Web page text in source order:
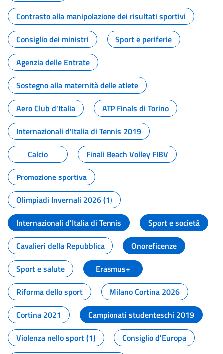
Contrasto alla manipolazione dei risultati sportivi
Consiglio dei ministri
Sport e periferie
Agenzia delle Entrate
Sostegno alla maternità delle atlete
Aero Club d'Italia
ATP Finals di Torino
Internazionali d'Italia di Tennis 2019
Calcio
Finali Beach Volley FIBV
Promozione sportiva
Olimpiadi Invernali 2026 (1)
Internazionali d'Italia di Tennis
Sport e società
Cavalieri della Repubblica
Onoreficenze
Sport e salute
Erasmus+
Riforma dello sport
Milano Cortina 2026
Cortina 2021
Campionati studenteschi 2019
Violenza nello sport (1)
Consiglio d'Europa